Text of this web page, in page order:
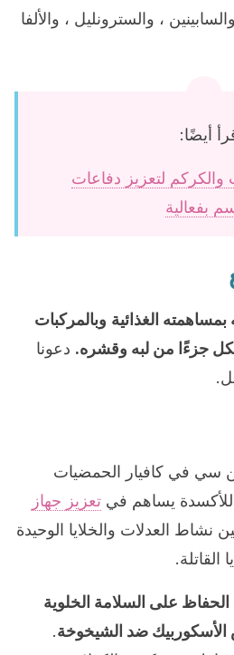
، والسترونليل ، والألفا
أيضًا:
لتعزيز دفاعات
بفعالية
بمساهمته الغذائية وبالمركبات
جزءًا من لبه وقشره. دعونا
سي في كافيار الحمضيات
يساهم في تعزيز جهاز
نشاط العدلات والخلايا الوحيدة
القاتلة.
على السلامة الخلوية
ضد الشيخوخة.